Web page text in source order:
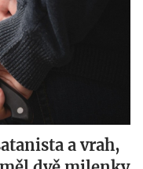
a vrah,